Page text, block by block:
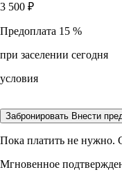
3 500 ₽
Предоплата 15 %
при заселении сегодня
условия
Забронировать Внести
Пока платить не нужно.
Мгновенное